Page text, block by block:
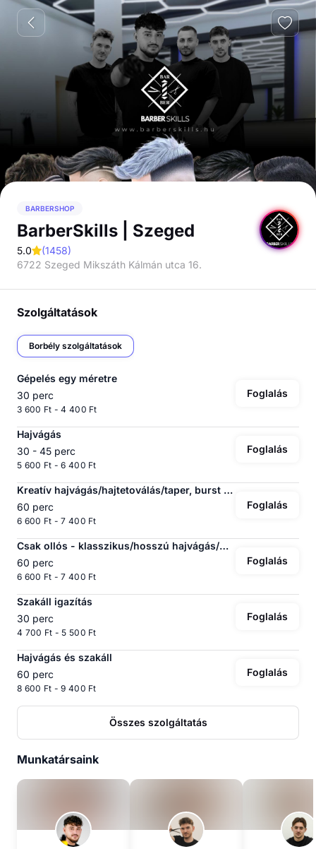
BARBERSHOP
BarberSkills | Szeged
5.0 (1458)
6722 Szeged Mikszáth Kálmán utca 16.
Szolgáltatások
Borbély szolgáltatások
Gépelés egy méretre
30 perc
3 600 Ft - 4 400 Ft
Foglalás
Hajvágás
30 - 45 perc
5 600 Ft - 6 400 Ft
Foglalás
Kreatív hajvágás/hajtetoválás/taper, burst fade
60 perc
6 600 Ft - 7 400 Ft
Foglalás
Csak ollós - klasszikus/hosszú hajvágás/mullett
60 perc
6 600 Ft - 7 400 Ft
Foglalás
Szakáll igazítás
30 perc
4 700 Ft - 5 500 Ft
Foglalás
Hajvágás és szakáll
60 perc
8 600 Ft - 9 400 Ft
Foglalás
Összes szolgáltatás
Munkatársaink